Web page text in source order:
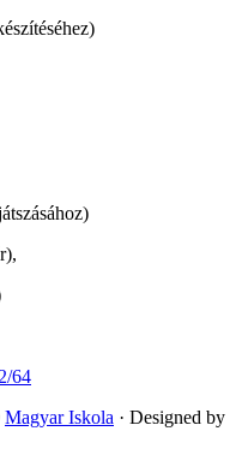
64
Magyar Iskola · Designed by